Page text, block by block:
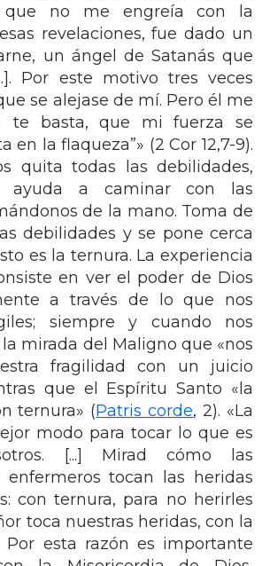
que no me engreía con la
revelaciones, fue dado un
un ángel de Satanás que
Por este motivo tres veces
se alejase de mí. Pero él me
te basta, que mi fuerza se
en la flaqueza”» (2 Cor 12,7-9).
quita todas las debilidades,
ayuda a caminar con las
de la mano. Toma de
debilidades y se pone cerca
es la ternura. La experiencia
en ver el poder de Dios
a través de lo que nos
siempre y cuando nos
mirada del Maligno que «nos
fragilidad con un juicio
que el Espíritu Santo «la
ternura» (Patris corde, 2). «La
modo para tocar lo que es
[...] Mirad cómo las
enfermeros tocan las heridas
con ternura, para no herirles
toca nuestras heridas, con la
Por esta razón es importante